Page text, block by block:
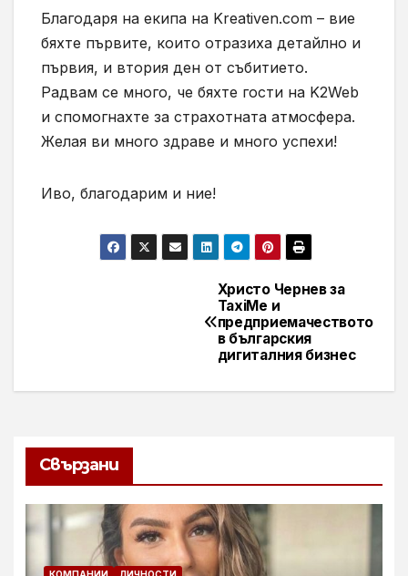
Благодаря на екипа на Kreativen.com – вие
бяхте първите, които отразиха детайлно и
първия, и втория ден от събитието.
Радвам се много, че бяхте гости на K2Web
и спомогнахте за страхотната атмосфера.
Желая ви много здраве и много успехи!
Иво, благодарим и ние!
Христо Чернев за
TaxiMe и
предприемачеството
в българския
дигиталния бизнес
Свързани